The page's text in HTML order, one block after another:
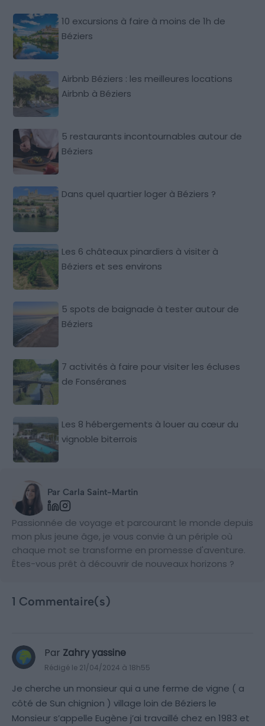
10 excursions à faire à moins de 1h de
Béziers
Airbnb Béziers : les meilleures locations
Airbnb à Béziers
5 restaurants incontournables autour de
Béziers
Dans quel quartier loger à Béziers ?
Les 6 châteaux pinardiers à visiter à
Béziers et ses environs
5 spots de baignade à tester autour de
Béziers
7 activités à faire pour visiter les écluses
de Fonséranes
Les 8 hébergements à louer au cœur du
vignoble biterrois
Par Carla Saint-Martin
Passionnée de voyage et parcourant le monde depuis
mon plus jeune âge, je vous convie à un périple où
chaque mot se transforme en promesse d'aventure.
Êtes-vous prêt à découvrir de nouveaux horizons ?
1 Commentaire(s)
Par Zahry yassine
Rédigé le 21/04/2024 à 18h55
Je cherche un monsieur qui a une ferme de vigne ( a
côté de Sun chignion ) village loin de Béziers le
Monsieur s’appelle Eugène j’ai travaillé chez en 1983 et